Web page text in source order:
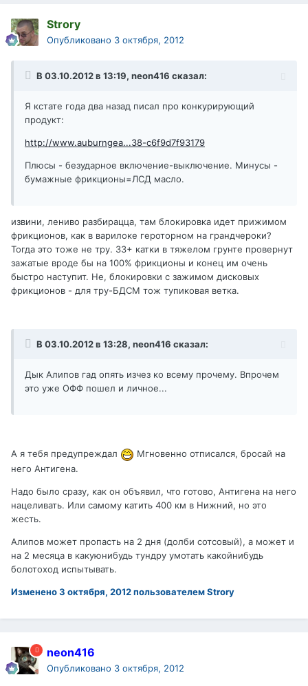
Strory
Опубликовано 3 октября, 2012
В 03.10.2012 в 13:19, neon416 сказал:
Я кстате года два назад писал про конкурирующий
продукт:
http://www.auburngea...38-c6f9d7f93179
Плюсы - безударное включение-выключение. Минусы -
бумажные фрикционы=ЛСД масло.
извини, лениво разбирацца, там блокировка идет прижимом
фрикционов, как в варилоке героторном на грандчероки?
Тогда это тоже не тру. 33+ катки в тяжелом грунте провернут
зажатые вроде бы на 100% фрикционы и конец им очень
быстро наступит. Не, блокировки с зажимом дисковых
фрикционов - для тру-БДСМ тож тупиковая ветка.
В 03.10.2012 в 13:28, neon416 сказал:
Дык Алипов гад опять изчез ко всему прочему. Впрочем
это уже ОФФ пошел и личное...
А я тебя предупреждал
Мгновенно отписался, бросай на
него Антигена.
Надо было сразу, как он объявил, что готово, Антигена на него
нацеливать. Или самому катить 400 км в Нижний, но это
жесть.
Алипов может пропасть на 2 дня (долби сотсовый), а может и
на 2 месяца в какуюнибудь тундру умотать какойнибудь
болотоход испытывать.
Изменено3 октября, 2012пользователем Strory
neon416
Опубликовано 3 октября, 2012